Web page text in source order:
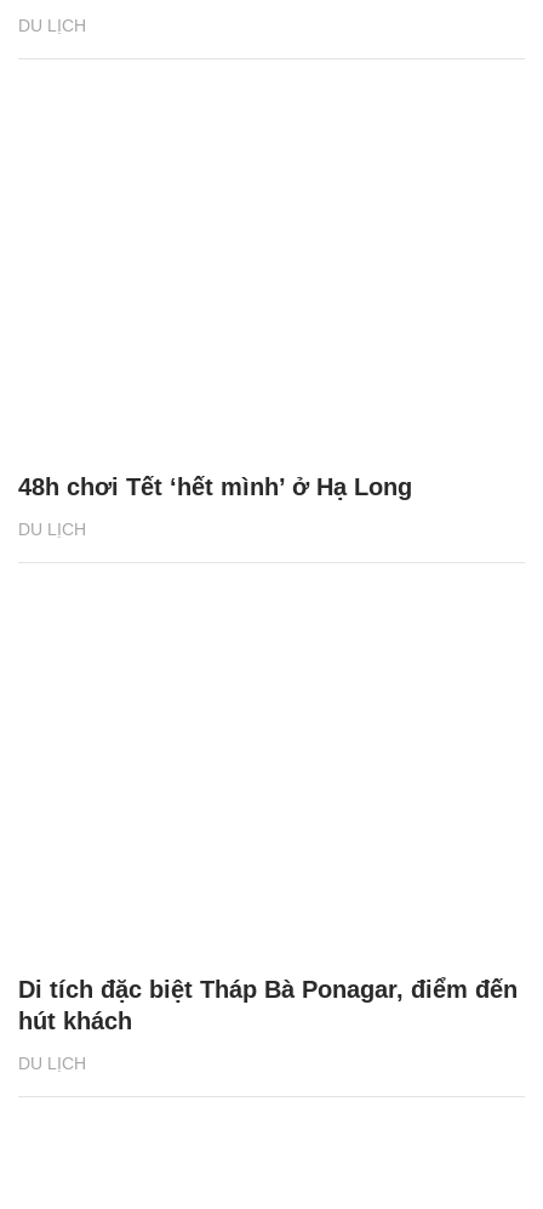
DU LỊCH
DU LỊCH
48h chơi Tết ‘hết mình’ ở Hạ Long
DU LỊCH
Di tích đặc biệt Tháp Bà Ponagar, điểm đến
hút khách